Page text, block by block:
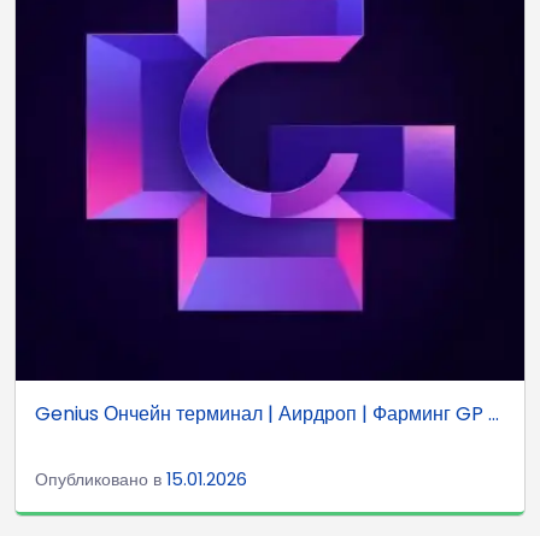
Genius Ончейн терминал | Аирдроп | Фарминг GP ...
Опубликовано в 15.01.2026